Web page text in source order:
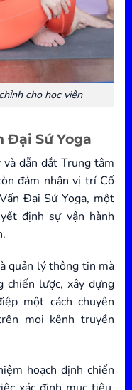
cho học viên
Đại Sứ Yoga
dẫn dắt Trung tâm
đảm nhận vị trí Cố
Đại Sứ Yoga, một
định sự vận hành
quản lý thông tin mà
chiến lược, xây dựng
một cách chuyên
mọi kênh truyền
hoạch định chiến